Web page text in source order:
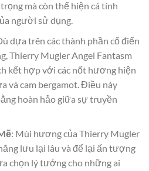
mà còn thể hiện cá tính
người sử dụng.
dựa trên các thành phần cổ điển
Thierry Mugler Angel Fantasm
kết hợp với các nốt hương hiện
và cam bergamot. Điều này
hoàn hảo giữa sự truyền
: Mùi hương của Thierry Mugler
lưu lại lâu và để lại ấn tượng
chọn lý tưởng cho những ai